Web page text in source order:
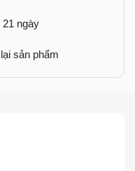
ngày
sản phẩm